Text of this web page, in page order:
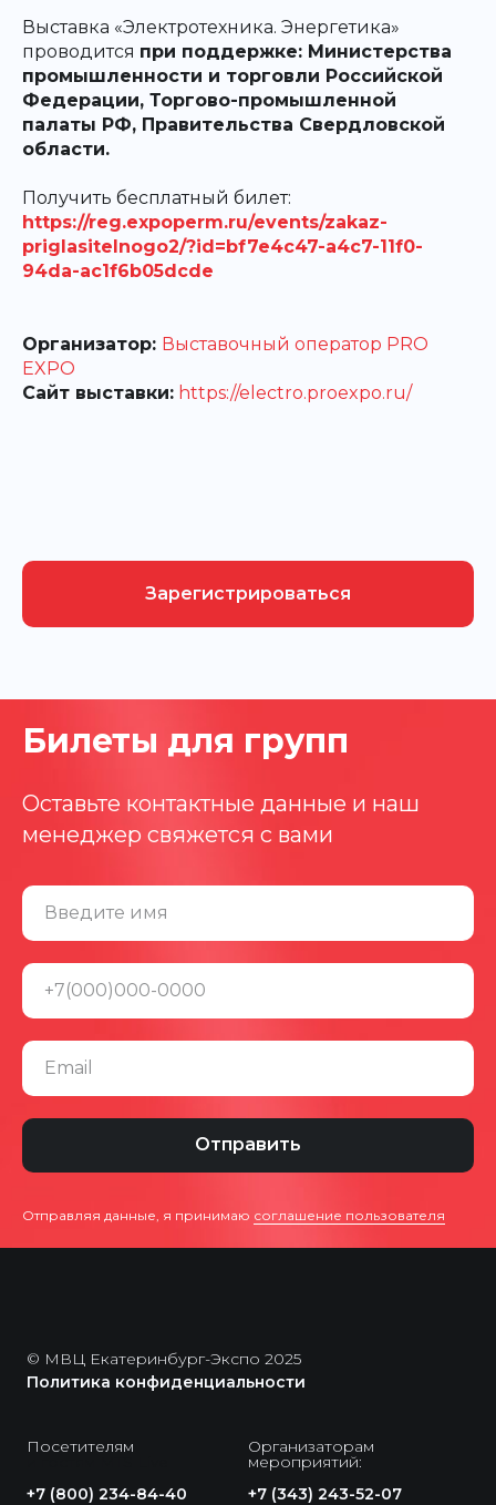
Выставка «Электротехника. Энергетика»
проводится при поддержке: Министерства
промышленности и торговли Российской
Федерации, Торгово-промышленной
палаты РФ, Правительства Свердловской
области.
Получить бесплатный билет:
https://reg.expoperm.ru/events/zakaz-
priglasitelnogo2/?id=bf7e4c47-a4c7-11f0-
94da-ac1f6b05dcde
Организатор: Выставочный оператор PRO
EXPO
Сайт выставки: https://electro.proexpo.ru/
Зарегистрироваться
Билеты для групп
Оставьте контактные данные и наш
менеджер свяжется с вами
Введите имя
+7(000)000-0000
Email
Отправить
Отправляя данные, я принимаю соглашение пользователя
© МВЦ Екатеринбург-Экспо 2025
Политика конфиденциальности
Посетителям
+7 (800) 234-84-40
Организаторам
мероприятий:
+7 (343) 243-52-07